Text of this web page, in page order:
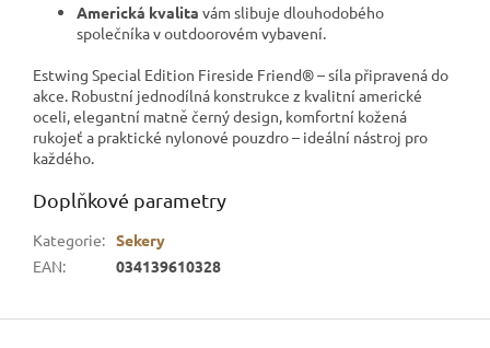
Americká kvalita vám slibuje dlouhodobého
společníka v outdoorovém vybavení.
Estwing Special Edition Fireside Friend® – síla připravená do
akce. Robustní jednodílná konstrukce z kvalitní americké
oceli, elegantní matně černý design, komfortní kožená
rukojeť a praktické nylonové pouzdro – ideální nástroj pro
každého.
Doplňkové parametry
Kategorie: Sekery
EAN: 034139610328
Z